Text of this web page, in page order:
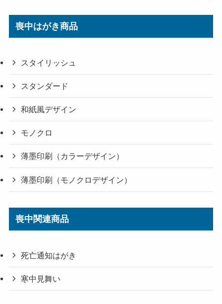
喪中はがき商品
スタイリッシュ
スタンダード
和紙風デザイン
モノクロ
薄墨印刷（カラーデザイン）
薄墨印刷（モノクロデザイン）
喪中関連商品
死亡通知はがき
寒中見舞い